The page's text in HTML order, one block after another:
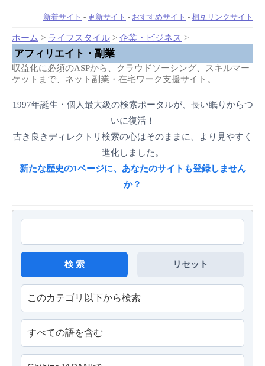
新着サイト - 更新サイト - おすすめサイト - 相互リンクサイト
ホーム > ライフスタイル > 企業・ビジネス >
アフィリエイト・副業
収益化に必須のASPから、クラウドソーシング、スキルマー
ケットまで、ネット副業・在宅ワーク支援サイト。
1997年誕生・個人最大級の検索ポータルが、長い眠りからつ
いに復活！
古き良きディレクトリ検索の心はそのままに、より見やすく
進化しました。
新たな歴史の1ページに、あなたのサイトも登録しません
か？